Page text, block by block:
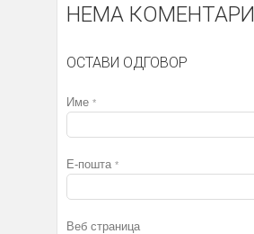
НЕМА КОМЕНТАРИ
ОСТАВИ ОДГОВОР
Име *
Е-пошта *
Веб страница